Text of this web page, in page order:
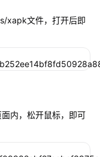
xapk文件，打开后即
内，松开鼠标，即可